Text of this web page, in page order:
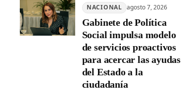
NACIONAL agosto 7, 2026
Gabinete de Política
Social impulsa modelo
de servicios proactivos
para acercar las ayudas
del Estado a la
ciudadanía